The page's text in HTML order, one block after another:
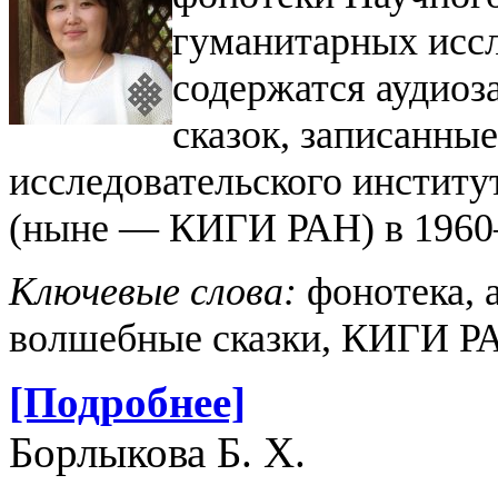
гуманитарных
содержатся
сказок,
исследовательского
(ныне — КИГИ РАН) в
Ключевые слова: фонотека,
волшебные сказки, КИГИ
[Подробнее]
Борлыкова Б. Х.